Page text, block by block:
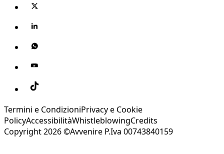
Termini e CondizioniPrivacy e Cookie
PolicyAccessibilitàWhistleblowingCredits
Copyright 2026 ©Avvenire P.Iva 00743840159